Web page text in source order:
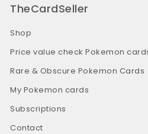
TheCardSeller
Shop
Price value check Pokemon
Rare & Obscure Pokemon Cards
My Pokemon cards
Subscriptions
Contact